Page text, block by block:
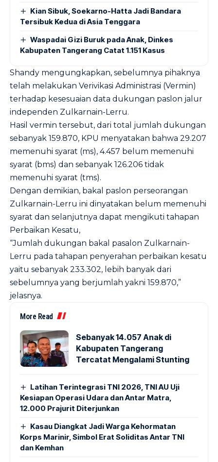
Kian Sibuk, Soekarno-Hatta Jadi Bandara
Tersibuk Kedua di Asia Tenggara
Waspadai Gizi Buruk pada Anak, Dinkes
Kabupaten Tangerang Catat 1.151 Kasus
Shandy mengungkapkan, sebelumnya pihaknya
telah melakukan Verivikasi Administrasi (Vermin)
terhadap kesesuaian data dukungan paslon jalur
independen Zulkarnain-Lerru.
Hasil vermin tersebut, dari total jumlah dukungan
sebanyak 159.870, KPU menyatakan bahwa 29.207
memenuhi syarat (ms), 4.457 belum memenuhi
syarat (bms) dan sebanyak 126.206 tidak
memenuhi syarat (tms).
Dengan demikian, bakal paslon perseorangan
Zulkarnain-Lerru ini dinyatakan belum memenuhi
syarat dan selanjutnya dapat mengikuti tahapan
Perbaikan Kesatu,
“Jumlah dukungan bakal pasalon Zulkarnain-
Lerru pada tahapan penyerahan perbaikan kesatu
yaitu sebanyak 233.302, lebih banyak dari
sebelumnya yang berjumlah yakni 159.870,”
jelasnya.
More Read
Sebanyak 14.057 Anak di
Kabupaten Tangerang
Tercatat Mengalami Stunting
Latihan Terintegrasi TNI 2026, TNI AU Uji
Kesiapan Operasi Udara dan Antar Matra,
12.000 Prajurit Diterjunkan
Kasau Diangkat Jadi Warga Kehormatan
Korps Marinir, Simbol Erat Soliditas Antar TNI
dan Kemhan